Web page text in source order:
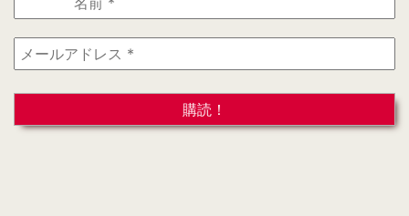
前
*
ー
ド